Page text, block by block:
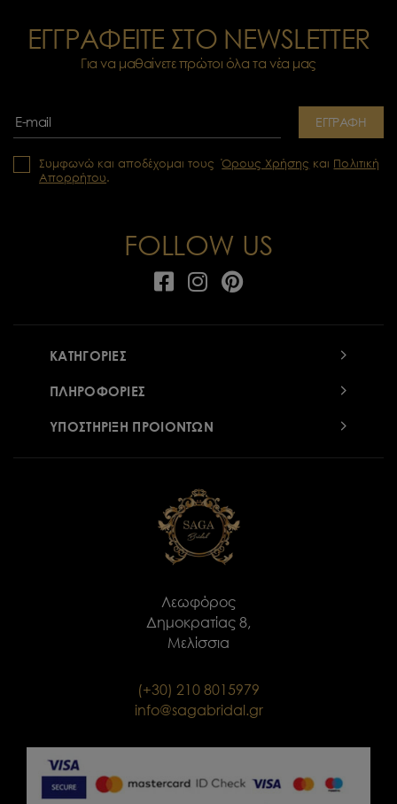
ΕΓΓΡΑΦΕΙΤΕ ΣΤΟ NEWSLETTER
Για να μαθαίνετε πρώτοι όλα τα νέα μας
ΕΓΓΡΑΦΗ
Συμφωνώ και αποδέχομαι τουςΌρους Χρήσης και Πολιτική
Απορρήτου.
FOLLOW US
ΚΑΤΗΓΟΡΙΕΣ
ΠΛΗΡΟΦΟΡΙΕΣ
ΥΠΟΣΤΗΡΙΞΗ ΠΡΟΙΟΝΤΩΝ
Λεωφόρος
Δημοκρατίας 8,
Μελίσσια
(+30) 210 8015979
info@sagabridal.gr